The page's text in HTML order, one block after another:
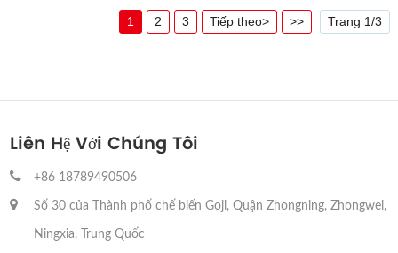
1 2 3 Tiếp theo> >> Trang 1/3
Liên Hệ Với Chúng Tôi
+86 18789490506
Số 30 của Thành phố chế biến Goji, Quận Zhongning, Zhongwei,
Ningxia, Trung Quốc